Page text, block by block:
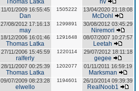
Thomas Latka hv
11/01/2009 16:55:45
Dan
1505222 13/04/2020 21:18:08
McDohl
27/08/2012 17:16:13
may
1299891 30/08/2012 03:45:29
Niremori
18/12/2006 16:01:46
Thomas Latka
1291648 08/07/2007 10:27:57
Leetah
27/11/2006 15:45:59
ralferly
1220114 29/07/2012 18:11:18
gegee
28/11/2007 00:25:39
Thomas Latka
1202077 01/11/2011 16:59:19
Marksman
09/07/2009 08:23:28
elwello
1194601 26/10/2014 09:39:39
RealNoob1